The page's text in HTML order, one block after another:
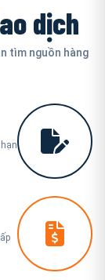
dịch
tìm nguồn hàng